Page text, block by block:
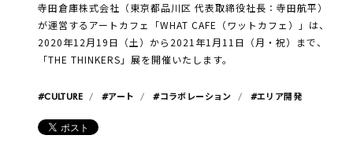
寺田倉庫株式会社（東京都品川区 代表取締役社長：寺田航平）
が運営するアートカフェ「WHAT CAFE（ワットカフェ）」は、
2020年12月19日（土）から2021年1月11日（月・祝）まで、
「THE THINKERS」展を開催いたします。
#CULTURE #アート #コラボレーション #エリア開発